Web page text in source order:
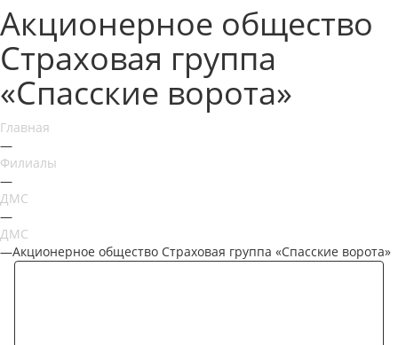
Акционерное общество
Страховая группа
«Спасские ворота»
Главная
—
Филиалы
—
ДМС
—
ДМС
—Акционерное общество Страховая группа «Спасские ворота»